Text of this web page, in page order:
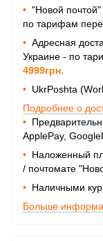
• "Новой
по тарифам
• Адресная
Украине - по
4999грн.
• UkrPoshta
Подробнее о
•
ApplePay,
• Наложенный
/ почтомате
• Наличными
Больше